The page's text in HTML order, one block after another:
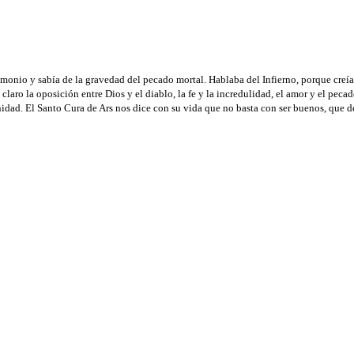
y sabía de la gravedad del pecado mortal. Hablaba del Infierno, porque
la oposición entre Dios y el diablo, la fe y la incredulidad, el amor y el
El Santo Cura de Ars nos dice con su vida que no basta con ser buenos, que